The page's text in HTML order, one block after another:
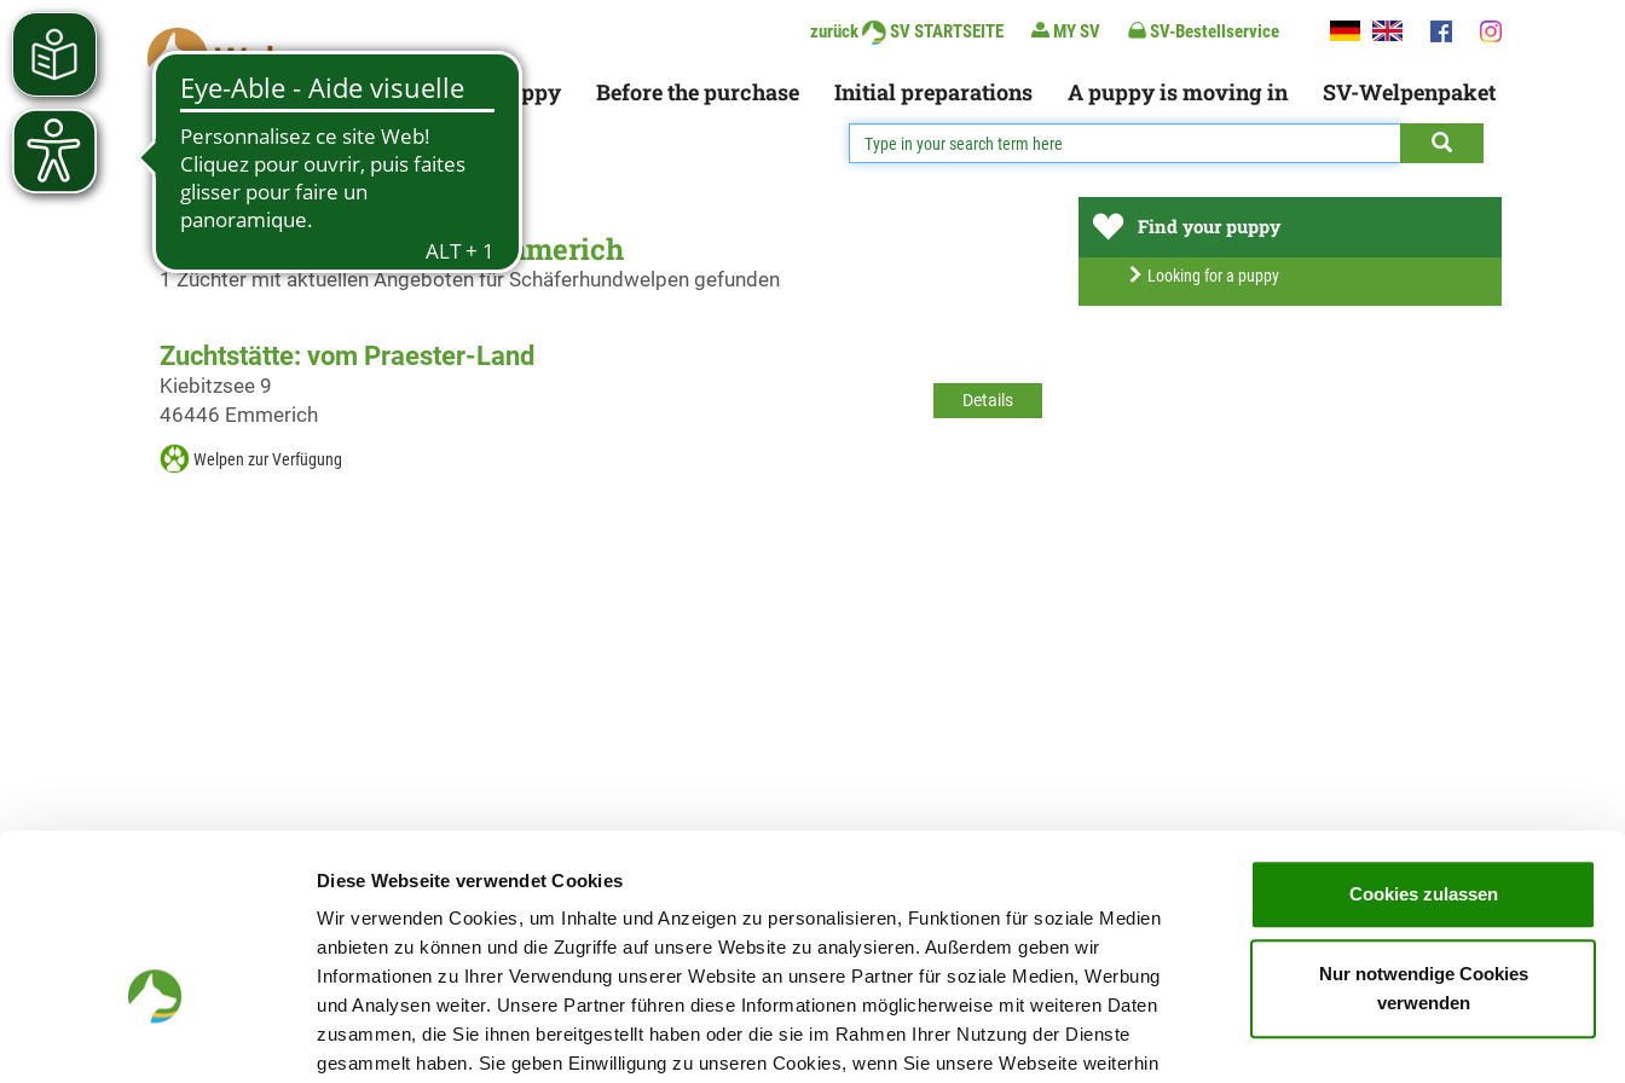
Diese Webseite verwendet Cookies
Wir verwenden Cookies, um Inhalte und Anzeigen zu personalisieren, Funktionen für soziale Medien
anbieten zu können und die Zugriffe auf unsere Website zu analysieren. Außerdem geben wir
Informationen zu Ihrer Verwendung unserer Website an unsere Partner für soziale Medien, Werbung
und Analysen weiter. Unsere Partner führen diese Informationen möglicherweise mit weiteren Daten
zusammen, die Sie ihnen bereitgestellt haben oder die sie im Rahmen Ihrer Nutzung der Dienste
gesammelt haben. Sie geben Einwilligung zu unseren Cookies, wenn Sie unsere Webseite weiterhin
Cookies zulassen
Nur notwendige Cookies
verwenden
zurück SV STARTSEITE MY SV SV-Bestellservice
Looking for a puppy Before the purchase Initial preparations A puppy is moving in SV-Welpenpaket
Schäferhundwelpen in Emmerich
1 Züchter mit aktuellen Angeboten für Schäferhundwelpen gefunden
Zuchtstätte: vom Praester-Land
Details
Kiebitzsee 9
46446 Emmerich
Welpen zur Verfügung
Find your puppy
Looking for a puppy
Looking for a puppy Before the purchase Initial preparations A puppy is moving in SV-Welpenpaket